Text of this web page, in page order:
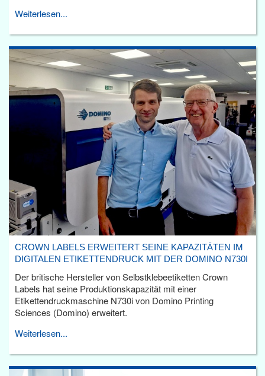
Weiterlesen...
CROWN LABELS ERWEITERT SEINE KAPAZITÄTEN IM
DIGITALEN ETIKETTENDRUCK MIT DER DOMINO N730I
Der britische Hersteller von Selbstklebeetiketten Crown
Labels hat seine Produktionskapazität mit einer
Etikettendruckmaschine N730i von Domino Printing
Sciences (Domino) erweitert.
Weiterlesen...